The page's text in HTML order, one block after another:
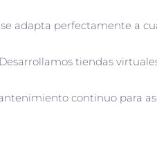
adapta perfectamente a
tiendas
continuo para